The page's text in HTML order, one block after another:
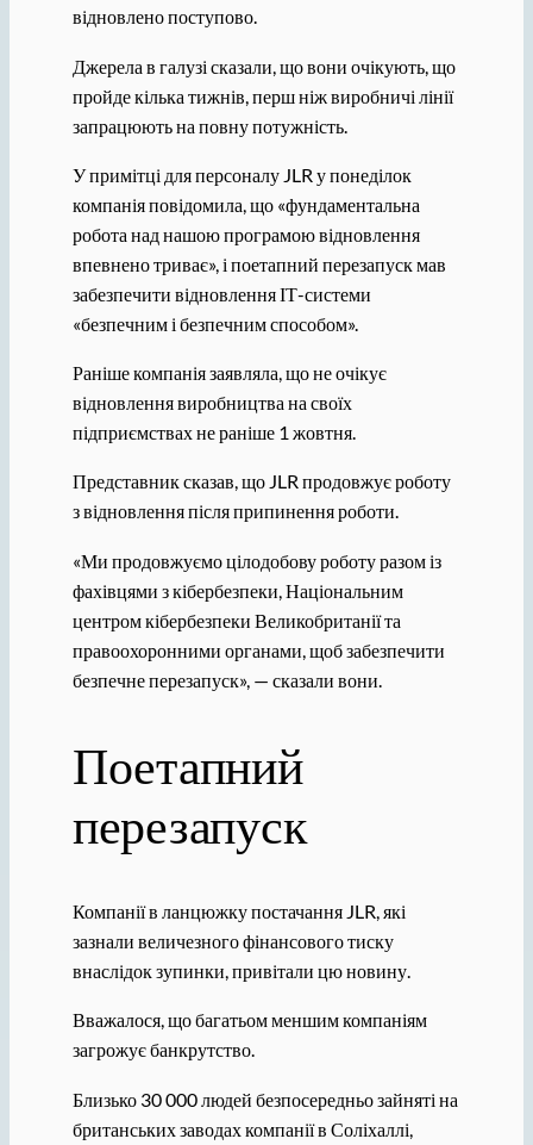
відновлено поступово.
Джерела в галузі сказали, що вони очікують, що
пройде кілька тижнів, перш ніж виробничі лінії
запрацюють на повну потужність.
У примітці для персоналу JLR у понеділок
компанія повідомила, що «фундаментальна
робота над нашою програмою відновлення
впевнено триває», і поетапний перезапуск мав
забезпечити відновлення ІТ-системи
«безпечним і безпечним способом».
Раніше компанія заявляла, що не очікує
відновлення виробництва на своїх
підприємствах не раніше 1 жовтня.
Представник сказав, що JLR продовжує роботу
з відновлення після припинення роботи.
«Ми продовжуємо цілодобову роботу разом із
фахівцями з кібербезпеки, Національним
центром кібербезпеки Великобританії та
правоохоронними органами, щоб забезпечити
безпечне перезапуск», — сказали вони.
Поетапний
перезапуск
Компанії в ланцюжку постачання JLR, які
зазнали величезного фінансового тиску
внаслідок зупинки, привітали цю новину.
Вважалося, що багатьом меншим компаніям
загрожує банкрутство.
Близько 30 000 людей безпосередньо зайняті на
британських заводах компанії в Соліхаллі,